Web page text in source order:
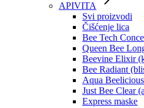
APIVITA
Svi proizvodi
Čišćenje lica
Bee Tech
Queen Bee
Beevine Elixir
Bee Radiant
Aqua
Just Bee Clear
Express maske